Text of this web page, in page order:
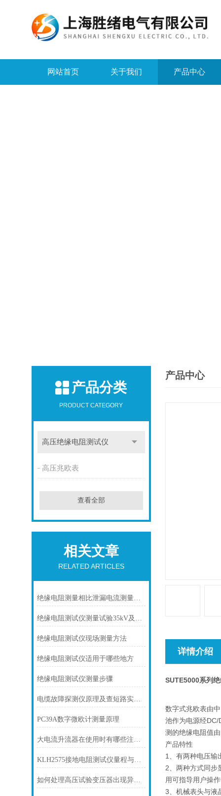
网站首页 关于我们 产品中心
产品分类
PRODUCT CATEGORY
高压绝缘电阻测试仪
高压兆欧表
查看全部
相关文章
RELATED ARTICLES
绝缘电阻测量相比泄漏电流测量的优点
绝缘电阻测试仪测量试验35kV及以上电容式套管规程
绝缘电阻测试仪现场测量方法
绝缘电阻测试仪适用于哪些地方
绝缘电阻测试仪测量步骤
电缆故障探测仪原理及查短路实用方法
PC39A数字微欧计测量原理
大电流升流器在使用时有哪些注意事项
KLH2575接地电阻测试仪量程与精度
如何处理高压试验变压器出现异样响声
产品中心
详情介绍
SUTE5000系列
数字式兆欧表由
池作为电源经DC/
测的绝缘电阻值
产品特性
1、有两种电压输
2、两种方式同步
用可指导用户操
3、机械表头与液